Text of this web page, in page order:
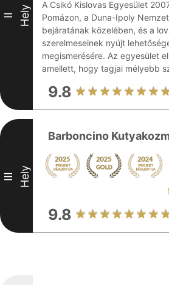
II Hely
A Csikó Kislovas Egyesület
Pomázon, a Duna-Ipoly
bejáratának közelében, és a
szerelmeseinek nyújt
megismerésére. Az egyesület
amellett, hogy tagjai mélyebb
9.8
III Hely
Barboncino
9.8